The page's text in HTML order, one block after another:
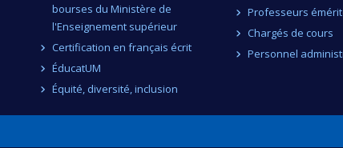
bourses du Ministère de
l'Enseignement supérieur
Certification en français écrit
ÉducatUM
Équité, diversité, inclusion
Professeurs
Chargés de cours
Personnel